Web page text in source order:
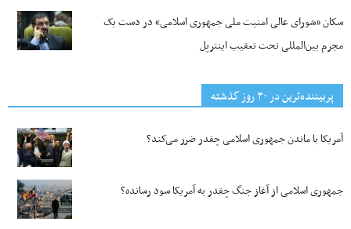
سکان «شورای عالی امنیت ملی جمهوری اسلامی» در دست یک
مجرم بین‌المللی تحت تعقیب اینترپل
پربیننده‌ترین‌ در ۳۰ روز گذشته
آمریکا با ماندن جمهوری اسلامی چقدر ضرر می‌کند؟
جمهوری اسلامی از آغاز جنگ چقدر به آمریکا سود رسانده؟